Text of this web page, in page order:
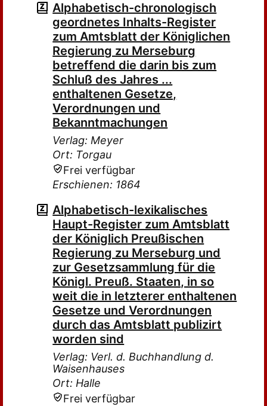
Alphabetisch-chronologisch
geordnetes Inhalts-Register
zum Amtsblatt der Königlichen
Regierung zu Merseburg
betreffend die darin bis zum
Schluß des Jahres ...
enthaltenen Gesetze,
Verordnungen und
Bekanntmachungen
Verlag: Meyer
Ort: Torgau
Frei verfügbar
Erschienen: 1864
Alphabetisch-lexikalisches
Haupt-Register zum Amtsblatt
der Königlich Preußischen
Regierung zu Merseburg und
zur Gesetzsammlung für die
Königl. Preuß. Staaten, in so
weit die in letzterer enthaltenen
Gesetze und Verordnungen
durch das Amtsblatt publizirt
worden sind
Verlag: Verl. d. Buchhandlung d.
Waisenhauses
Ort: Halle
Frei verfügbar